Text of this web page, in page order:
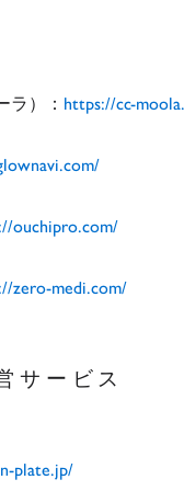
ラ）： https://cc-
ouchipro.com/
zero-medi.com/
サービス
plate.jp/